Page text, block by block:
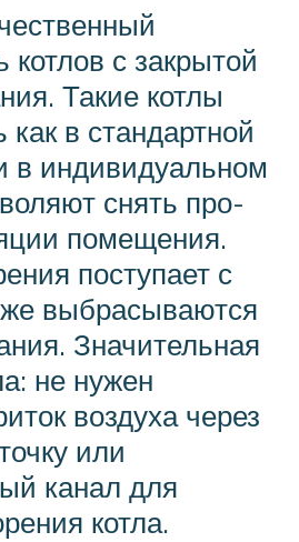
котлов с закрытой
Такие котлы
в стандартной
в индивидуальном
снять про­
помещения.
поступает с
выбрасываются
Значительная
не нужен
воздуха че­рез
или
канал для
котла.